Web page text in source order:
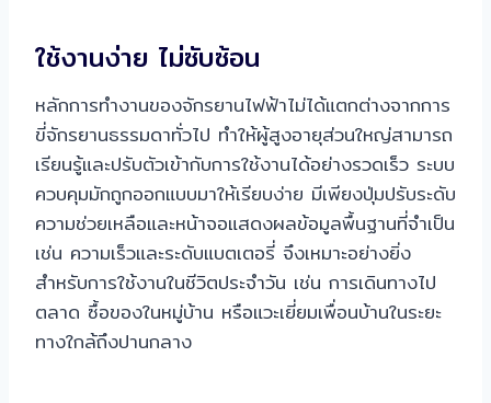
ใช้งานง่าย ไม่ซับซ้อน
หลักการทำงานของจักรยานไฟฟ้าไม่ได้แตกต่างจากการ
ขี่จักรยานธรรมดาทั่วไป ทำให้ผู้สูงอายุส่วนใหญ่สามารถ
เรียนรู้และปรับตัวเข้ากับการใช้งานได้อย่างรวดเร็ว ระบบ
ควบคุมมักถูกออกแบบมาให้เรียบง่าย มีเพียงปุ่มปรับระดับ
ความช่วยเหลือและหน้าจอแสดงผลข้อมูลพื้นฐานที่จำเป็น
เช่น ความเร็วและระดับแบตเตอรี่ จึงเหมาะอย่างยิ่ง
สำหรับการใช้งานในชีวิตประจำวัน เช่น การเดินทางไป
ตลาด ซื้อของในหมู่บ้าน หรือแวะเยี่ยมเพื่อนบ้านในระยะ
ทางใกล้ถึงปานกลาง